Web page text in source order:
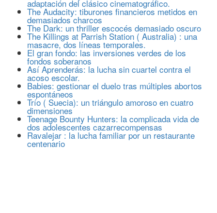
adaptación del clásico cinematográfico.
The Audacity: tiburones financieros metidos en
demasiados charcos
The Dark: un thriller escocés demasiado oscuro
The Killings at Parrish Station ( Australia) : una
masacre, dos líneas temporales.
El gran fondo: las inversiones verdes de los
fondos soberanos
Así Aprenderás: la lucha sin cuartel contra el
acoso escolar.
Babies: gestionar el duelo tras múltiples abortos
espontáneos
Trío ( Suecia): un triángulo amoroso en cuatro
dimensiones
Teenage Bounty Hunters: la complicada vida de
dos adolescentes cazarrecompensas
Ravalejar : la lucha familiar por un restaurante
centenario